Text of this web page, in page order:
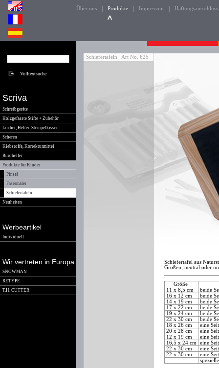
Über uns Produkte Impressum Haftungsausschluss
Scriva
Schreibgeräte
Holzgefasste Stifte + Zubehör
Locher, Hefter, Stempelkissen
Scheren
Klebstoffe, Korrekturmittel
Bürohelfer
Produkte für Kinder
Pinsel
Fasermaler
Schiefertafeln
Neuheiten
Werbeartikel
Individuell
Wir vertreten in Europa
SNOWMAN
RETYPE
T.H. CUTTER
Schiefertafeln Art No. 625
Schiefertafel aus
Größen, neutral oder
Größe
11 x 8,5 cm
beide
16 x 12 cm
beide
14 x 19 cm
beide
17 x 22 cm
beide
19 x 24 cm
beide
22 x 30 cm
beide
18 x 26 cm
eine
20 x 28 cm
eine
12 x 19 cm
eine
16,5 x 24 cm
eine
22 x 30 cm
eine
22 x 30 cm
eine